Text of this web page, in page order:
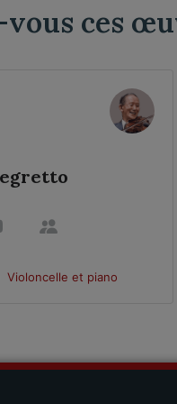
ces
Violoncelle et piano